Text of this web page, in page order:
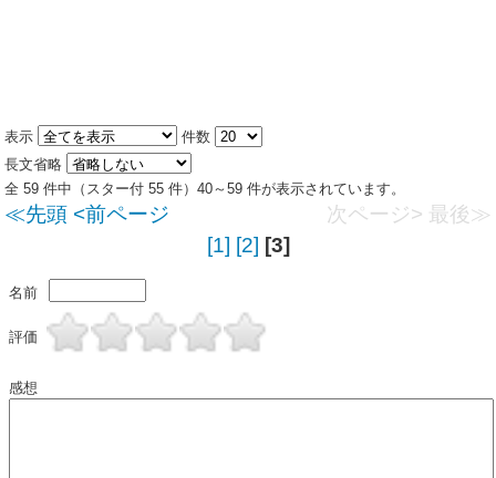
表示
件数
長文省略
全 59 件中（スター付 55 件）40～59 件が表示されています。
≪先頭 <前ページ 次ページ> 最後≫
[1] [2] [3]
名前
評価
感想